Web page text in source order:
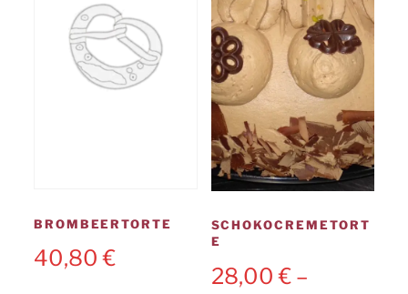
BROMBEERTORTE
40,80€
SCHOKOCREMETORT
E
28,00€–